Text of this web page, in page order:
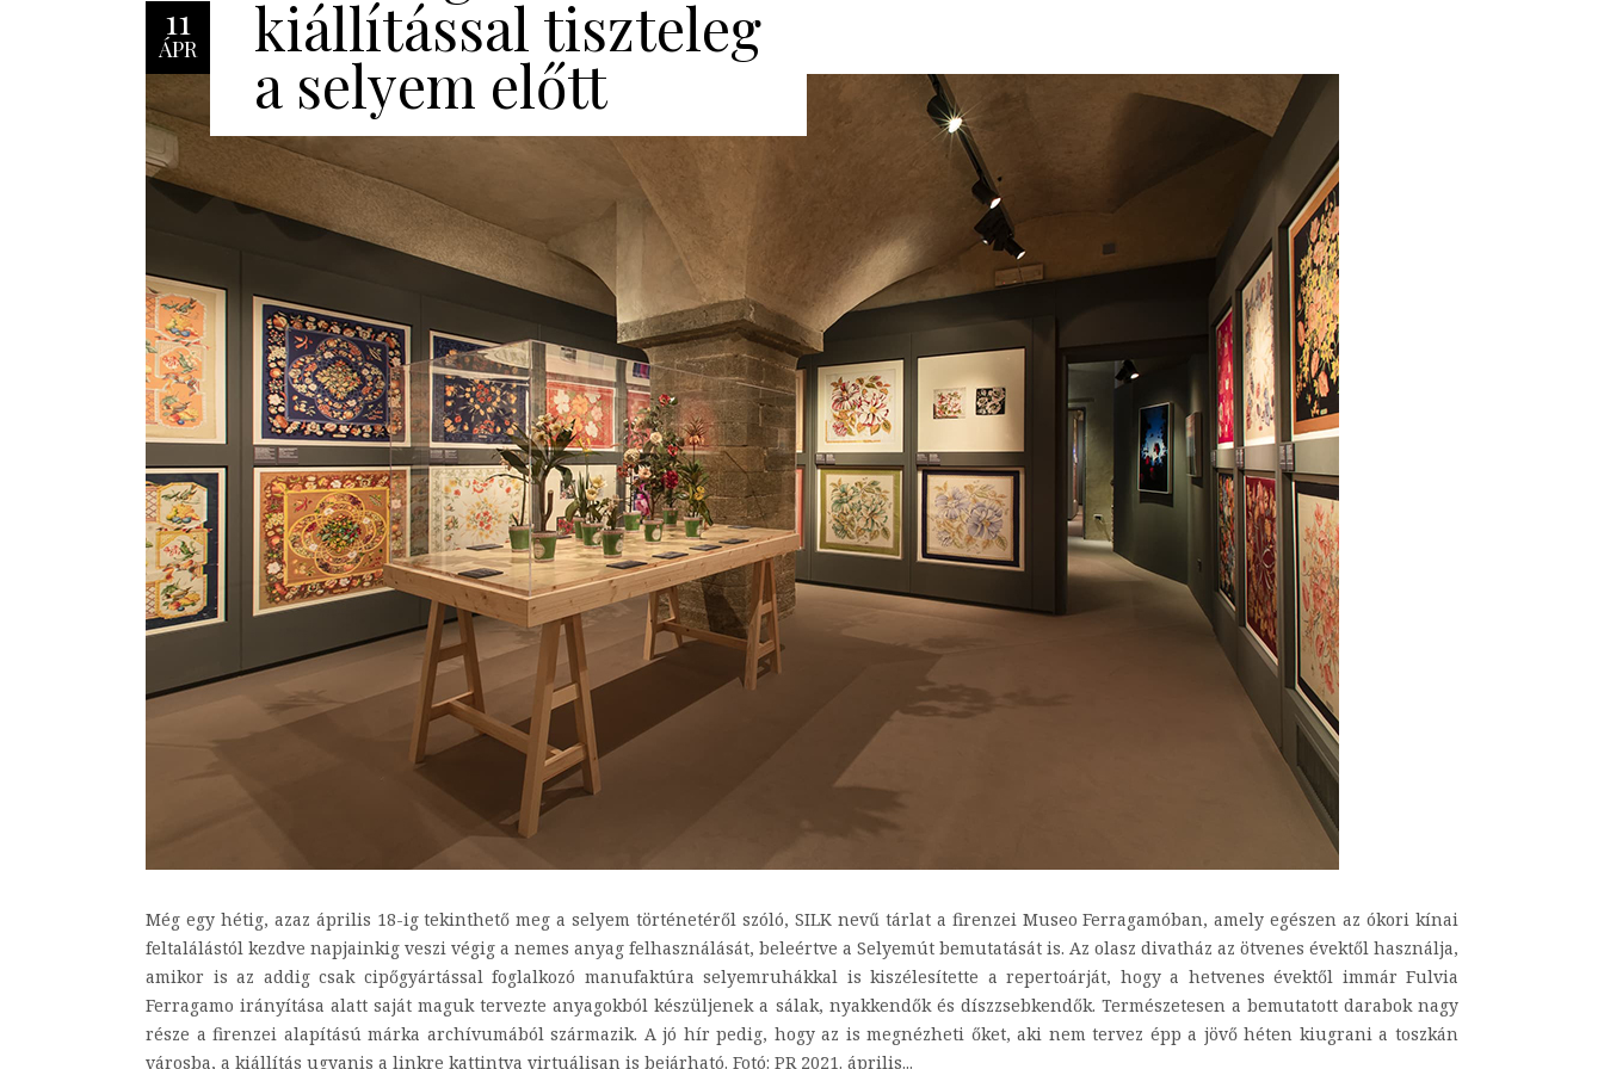
11
ÁPR kiállítással tiszteleg
a selyem előtt
Még egy hétig, azaz április 18-ig tekinthető meg a selyem történetéről szóló, SILK nevű tárlat a firenzei Museo Ferragamóban, amely egészen az ókori kínai
feltalálástól kezdve napjainkig veszi végig a nemes anyag felhasználását, beleértve a Selyemút bemutatását is. Az olasz divatház az ötvenes évektől használja,
amikor is az addig csak cipőgyártással foglalkozó manufaktúra selyemruhákkal is kiszélesítette a repertoárját, hogy a hetvenes évektől immár Fulvia
Ferragamo irányítása alatt saját maguk tervezte anyagokból készüljenek a sálak, nyakkendők és díszzsebkendők. Természetesen a bemutatott darabok nagy
része a firenzei alapítású márka archívumából származik. A jó hír pedig, hogy az is megnézheti őket, aki nem tervez épp a jövő héten kiugrani a toszkán
városba, a kiállítás ugyanis a linkre kattintva virtuálisan is bejárható. Fotó: PR 2021. április...